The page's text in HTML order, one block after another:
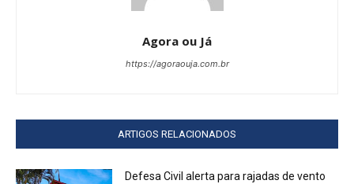
Agora ou Já
https://agoraouja.com.br
ARTIGOS RELACIONADOS
Defesa Civil alerta para rajadas de vento